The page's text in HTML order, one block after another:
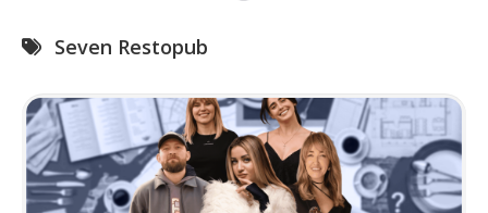
Seven Restopub